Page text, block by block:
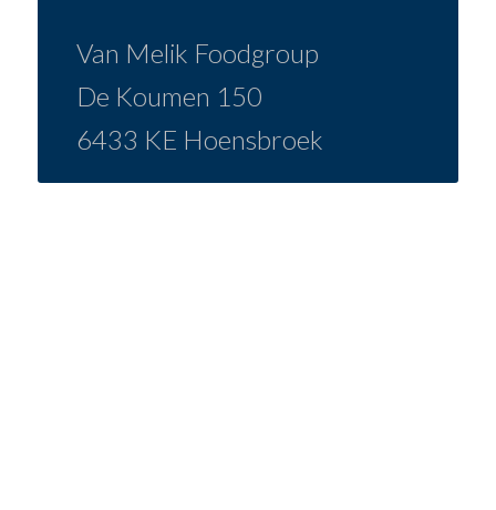
Van Melik Foodgroup
De Koumen 150
6433 KE Hoensbroek